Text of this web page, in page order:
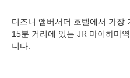
디즈니 앰버서더 호텔에서 가장
15분 거리에 있는 JR 마이하마
니다.